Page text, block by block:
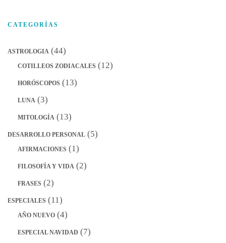
CATEGORÍAS
ASTROLOGIA (44)
COTILLEOS ZODIACALES (12)
HORÓSCOPOS (13)
LUNA (3)
MITOLOGÍA (13)
DESARROLLO PERSONAL (5)
AFIRMACIONES (1)
FILOSOFÍA Y VIDA (2)
FRASES (2)
ESPECIALES (11)
AÑO NUEVO (4)
ESPECIAL NAVIDAD (7)